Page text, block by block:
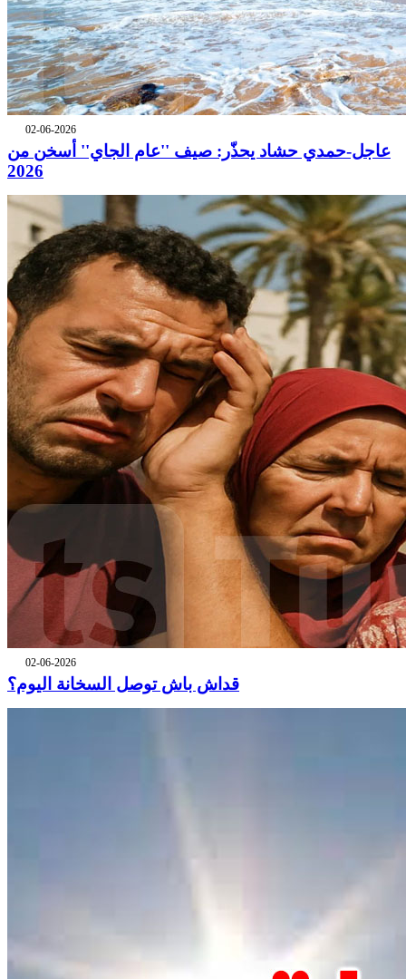
02-06-2026
عاجل-حمدي حشاد يحذّر: صيف ''عام الجاي'' أسخن من
2026
02-06-2026
قداش باش توصل السخانة اليوم؟